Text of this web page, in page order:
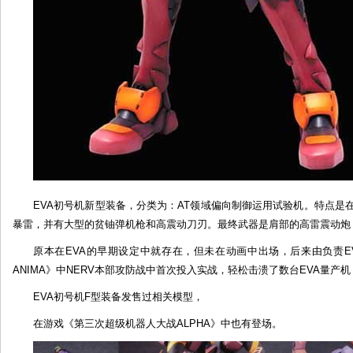
EVA初号机新型装备，分类为：AT领域偏向制御运用试验机。特点是
暴雷，并有大型的贫铀弹机枪和高震动刀刃。最终武器是肩部的高雷震动
原本在EVA的早期设定中就存在，但未在动画中出场，后来由负责
ANIMA》中NERV本部攻防战中首次投入实战，轻松击溃了数台EVA量产
EVA初号机F型装备发售过相关模型，
在游戏《第三次超级机器人大战ALPHA》中也有登场。